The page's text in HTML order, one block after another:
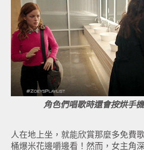
角色們唱歌時還會按烘手
人在地上坐，就能欣賞那麼多免費
桶爆米花邊嚼邊看！然而，女主角